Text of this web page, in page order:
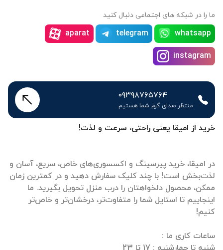
خرید از امیقا یعنی راحتی، سرعت و لذت!
در امیقا، خرید پیرسینگ و اکسسوری‌های خاص، سریع، آسان و
لذت‌بخش است! با چند کلیک سفارش دهید و در کمترین زمان
ممکن، محصول دلخواهتان را درب منزل تحویل بگیرید. ما
اینجاییم تا استایل شما را متفاوت‌تر، درخشان‌تر و خاص‌تر
ما را در شبکه های اجتماعی دنبال کنید
whatsapp
telegram
aparat
instagram
۰۹۳۹۸۷۶۵۷۶۴
منتظر صدای گرم شما هستیم